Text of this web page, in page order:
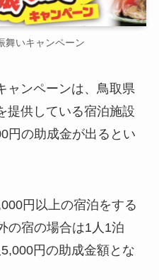
舞いキャンペーン
ャンペーンは、鳥取県
提供している宿泊施設
円の助成金が出るとい
円以上の宿泊をする
の宿の場合は1人1泊
円の助成金額とな